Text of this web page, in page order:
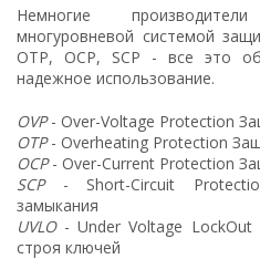
Немногие
многуровневой системой
OTP, OCP, SCP - все это
надежное использование.
OVP- Over-Voltage Protection
OTP- Overheating Protection
OCP- Over-Current Protection
SCP- Short-Circuit
замыкания
UVLO- Under Voltage LockOut
строя ключей